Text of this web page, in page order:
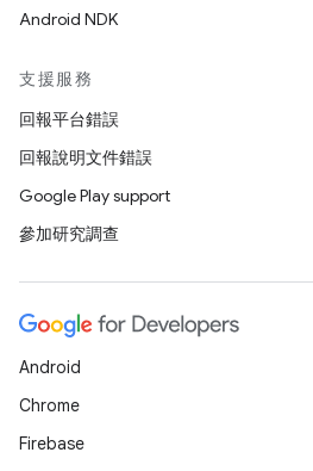
Android NDK
支援服務
回報平台錯誤
回報說明文件錯誤
Google Play support
參加研究調查
Android
Chrome
Firebase